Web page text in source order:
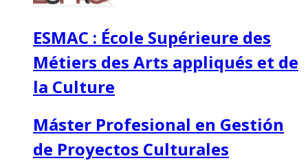
ESMAC : École Supérieure des
Métiers des Arts appliqués et de
la Culture
Máster Profesional en Gestión
de Proyectos Culturales